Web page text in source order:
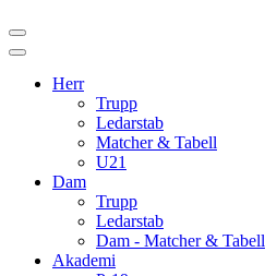
Herr
Trupp
Ledarstab
Matcher & Tabell
U21
Dam
Trupp
Ledarstab
Dam - Matcher & Tabell
Akademi